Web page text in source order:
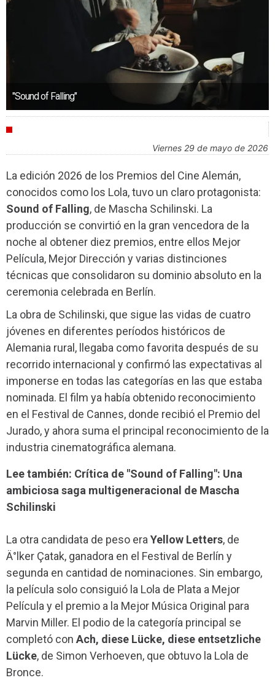
"Sound of Falling"
viernes 29 de mayo de 2026
La edición 2026 de los Premios del Cine Alemán,
conocidos como los Lola, tuvo un claro protagonista:
Sound of Falling, de Mascha Schilinski. La
producción se convirtió en la gran vencedora de la
noche al obtener diez premios, entre ellos Mejor
Película, Mejor Dirección y varias distinciones
técnicas que consolidaron su dominio absoluto en la
ceremonia celebrada en Berlín.
La obra de Schilinski, que sigue las vidas de cuatro
jóvenes en diferentes períodos históricos de
Alemania rural, llegaba como favorita después de su
recorrido internacional y confirmó las expectativas al
imponerse en todas las categorías en las que estaba
nominada. El film ya había obtenido reconocimiento
en el Festival de Cannes, donde recibió el Premio del
Jurado, y ahora suma el principal reconocimiento de la
industria cinematográfica alemana.
Lee también: Crítica de "Sound of Falling": Una
ambiciosa saga multigeneracional de Mascha
Schilinski
La otra candidata de peso era Yellow Letters, de
Ä°lker Çatak, ganadora en el Festival de Berlín y
segunda en cantidad de nominaciones. Sin embargo,
la película solo consiguió la Lola de Plata a Mejor
Película y el premio a la Mejor Música Original para
Marvin Miller. El podio de la categoría principal se
completó con Ach, diese Lücke, diese entsetzliche
Lücke, de Simon Verhoeven, que obtuvo la Lola de
Bronce.